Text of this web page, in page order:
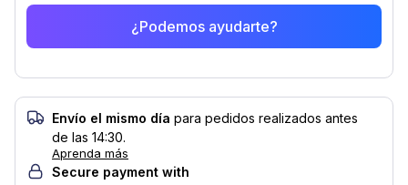
¿Podemos ayudarte?
Envío el mismo día para pedidos realizados antes
de las 14:30.
Aprenda más
Secure payment with